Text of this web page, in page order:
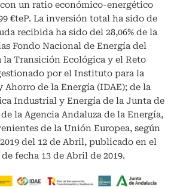
un ratio económico-energético
€teP. La inversión total ha sido de
recibida ha sido del 28,06% de la
Fondo Nacional de Energía del
Transición Ecológica y el Reto
por el Instituto para la
de la Energía (IDAE); de la
Industrial y Energía de la Junta de
la Agencia Andaluza de la Energía,
de la Unión Europea, según
del 12 de Abril, publicado en el
de fecha 13 de Abril de 2019.